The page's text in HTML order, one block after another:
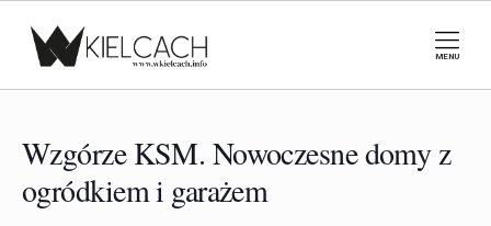
MENU
Wzgórze KSM. Nowoczesne domy z
ogródkiem i garażem